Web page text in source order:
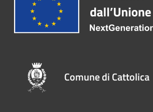
Comune di Cattolica